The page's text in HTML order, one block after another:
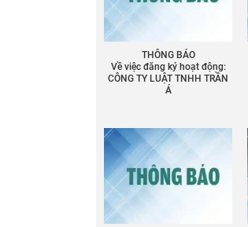
THÔNG BÁO
Về việc đăng ký hoạt động:
CÔNG TY LUẬT TNHH TRẦN
Á